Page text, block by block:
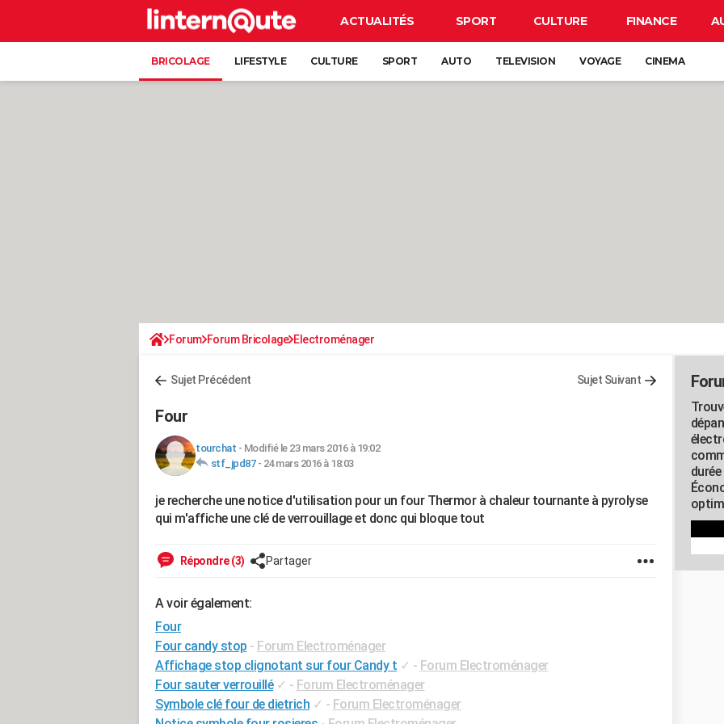
ACTUALITÉS SPORT CULTURE FINANCE
BRICOLAGE LIFESTYLE CULTURE SPORT AUTO TELEVISION VOYAGE CINEMA
Forum Forum Bricolage Electroménager
Sujet Précédent Sujet Suivant
Four
tourchat - Modifié le 23 mars 2016 à 19:02
stf_jpd87- 24 mars 2016 à 18:03
je recherche une notice d'utilisation pour un four Thermor à chaleur tournante à pyrolyse
qui m'affiche une clé de verrouillage et donc qui bloque tout
Répondre (3) Partager
A voir également:
Four
Four candy stop - Forum Electroménager
Affichage stop clignotant sur four Candy t ✓ - Forum Electroménager
Four sauter verrouillé ✓ - Forum Electroménager
Symbole clé four de dietrich ✓ - Forum Electroménager